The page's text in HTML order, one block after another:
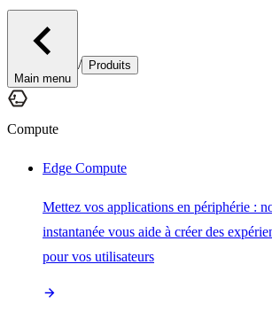
Main menu
/ Produits
Compute
Edge Compute
Mettez vos applications en périphérie :
instantanée vous aide à créer des
pour vos utilisateurs